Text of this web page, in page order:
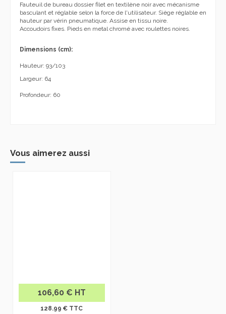
Fauteuil de bureau dossier filet en textilène noir avec mécanisme
basculant et réglable selon la force de l'utilisateur. Siège réglable en
hauteur par vérin pneumatique. Assise en tissu noire.
Accoudoirs fixes. Pieds en metal chromé avec roulettes noires.
Dimensions (cm):
Hauteur: 93/103
Largeur: 64
Profondeur: 60
Vous aimerez aussi
106,60 € HT
128.99 € TTC